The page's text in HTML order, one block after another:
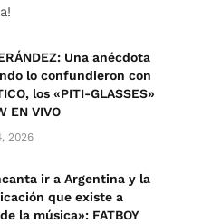
Una anécdota
lo confundieron con
los «PITI-GLASSES»
EN VIVO
2026
ir a Argentina y la
que existe a
la música»: FATBOY